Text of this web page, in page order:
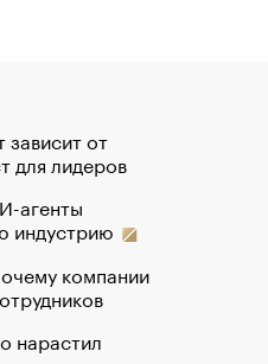
зависит от
для лидеров
агенты
индустрию
компании
нарастил